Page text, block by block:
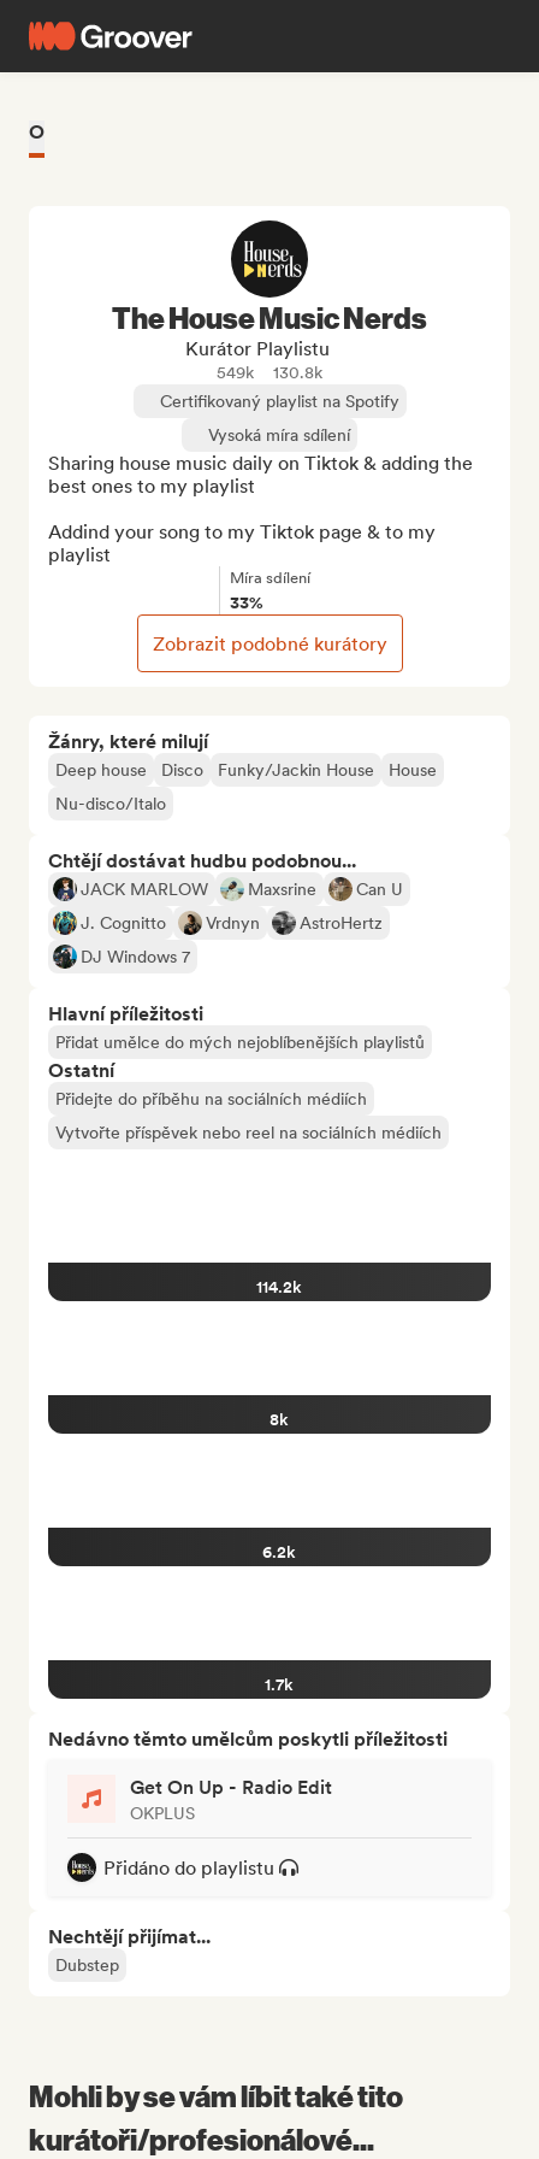
O
Žánry, které milují
Deep house Disco Funky/Jackin House
House
Nu-disco/Italo
Chtějí dostávat hudbu podobnou...
JACK MARLOW Maxsrine
Can U
J. Cognitto
Vrdnyn
AstroHertz
DJ Windows 7
Hlavní příležitosti
Přidat umělce do mých nejoblíbenějších playlistů
Ostatní
Přidejte do příběhu na sociálních médiích
Vytvořte příspěvek nebo reel na sociálních médiích
114.2k
8k
6.2k
1.7k
Nedávno těmto umělcům poskytli příležitosti
Get On Up - Radio Edit
OKPLUS
Přidáno do playlistu
Nechtějí přijímat...
Dubstep
The House Music Nerds
Kurátor Playlistu
549k
130.8k
Certifikovaný playlist na Spotify
Vysoká míra sdílení
Sharing house music daily on Tiktok & adding the
best ones to my playlist
Addind your song to my Tiktok page & to my
playlist
Míra sdílení
33%
Zobrazit podobné kurátory
Mohli by se vám líbit také tito
kurátoři/profesionálové...